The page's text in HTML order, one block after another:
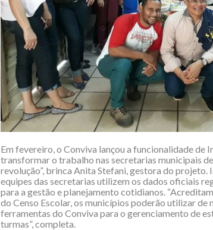
Em fevereiro, o Conviva lançou a funcionalidade de
transformar o trabalho nas secretarias municipais
revolução”, brinca Anita Stefani, gestora do projeto.
equipes das secretarias utilizem os dados oficiais
para a gestão e planejamento cotidianos.
do Censo Escolar, os municípios poderão utilizar de
ferramentas do Conviva para o gerenciamento de
turmas”, completa.